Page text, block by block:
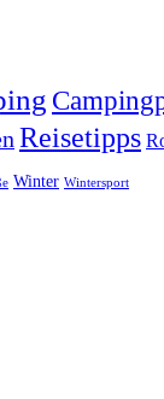
Reisetipps
Winter Wintersport